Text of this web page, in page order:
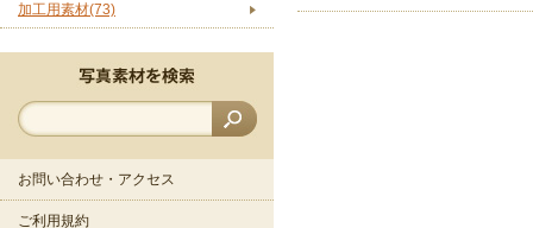
加工用素材(73)
お問い合わせ・アクセス
ご利用規約